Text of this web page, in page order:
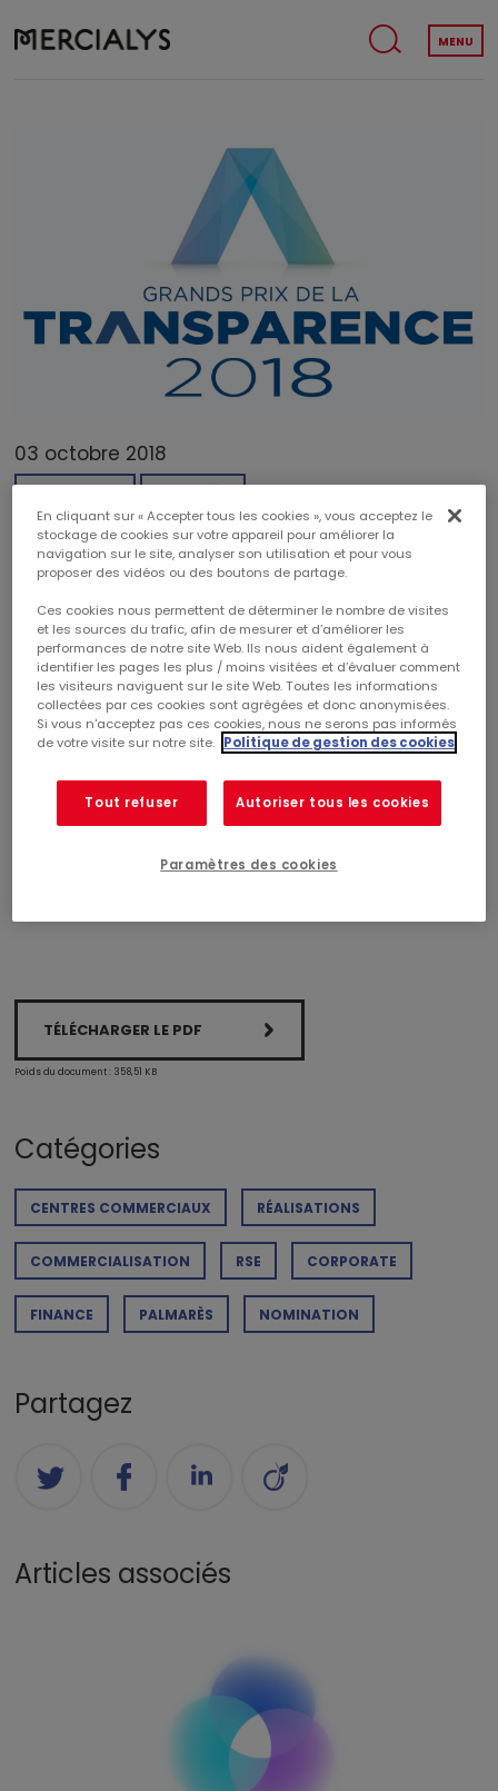
MENU
03 octobre 2018
MERCIALYS, LAURÉAT DU GRAND PRIX DE LA
TRANSPARENCE TOUTES CATÉGORIES
Mercialys a remporté le Grand Prix de la Transparence
Toutes Catégories, lors de la 9èmeédition des Grands Prix
de la Transparence qui s’est tenue ce jour.
Depuis 2009, les Grands Prix de la Transparence
récompensent la qualité de l’information réglementée des
sociétés du SBF 120, au travers d’une méthodologie publique
portant sur 4 supports clés (Document de Référence,
Charte Éthique, site Internet et Avis de convocation à
de notation objectifs.
TÉLÉCHARGER LE PDF
Poids du document : 358,51 KB
Catégories
CENTRES COMMERCIAUX RÉALISATIONS
COMMERCIALISATION RSE CORPORATE
FINANCE PALMARÈS NOMINATION
Partagez
Articles associés
En cliquant sur « Accepter tous les cookies », vous acceptez le
stockage de cookies sur votre appareil pour améliorer la
navigation sur le site, analyser son utilisation et pour vous
proposer des vidéos ou des boutons de partage.
Ces cookies nous permettent de déterminer le nombre de visites
et les sources du trafic, afin de mesurer et d’améliorer les
performances de notre site Web. Ils nous aident également à
identifier les pages les plus / moins visitées et d’évaluer comment
les visiteurs naviguent sur le site Web. Toutes les informations
collectées par ces cookies sont agrégées et donc anonymisées.
Si vous n'acceptez pas ces cookies, nous ne serons pas informés
de votre visite sur notre site. Politique de gestion des cookies
Tout refuser Autoriser tous les cookies
Paramètres des cookies